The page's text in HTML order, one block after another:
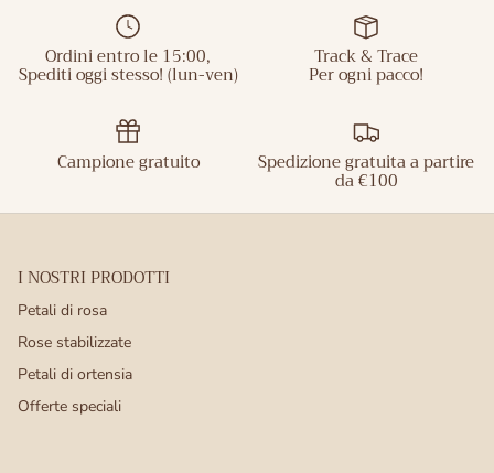
la nostra azienda è diventata un nome
familiare nella fornitura di questo
consumatori, rivenditori, hotel e grossisti.
Dalle scatole da 1 litro ai pallet interi,
complicato che cerchiamo di ottimizzare
ogni anno, ottenendo un prodotto
sempre migliore. Anche i nuovi colori
vengono regolarmente testati e aggiunti
al negozio online, ottenendo una gamma
Ordini entro le 15:00,
Spediti oggi stesso! (lun-ven)
Track & Trace
Per ogni pacco!
Campione gratuito Spedizione gratuita a partire
da €100
I NOSTRI PRODOTTI
Petali di rosa
Rose stabilizzate
Petali di ortensia
Offerte speciali